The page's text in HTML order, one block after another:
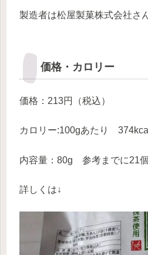
製造者は松屋製菓株式会社さん
価格・カロリー
価格：213円（税込）
カロリー:100gあたり 374kcal
内容量：80g 参考までに21
詳しくは↓